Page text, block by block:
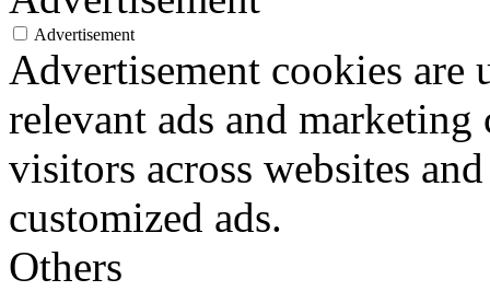
Advertisement
Advertisement cookies
relevant ads and marketing
visitors across websites
customized ads.
Others